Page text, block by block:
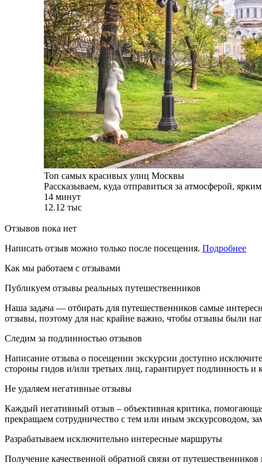
Топ самых красивых улиц Москвы
Рассказываем, куда отправиться за атмосферой,
14 минут
12.12 тыс
Отзывов пока нет
Написать отзыв можно только после посещения. Подробнее
Как мы работаем с отзывами
Публикуем отзывы реальных путешественников
Наша задача — отбирать для путешественников самые
отзывы, поэтому для нас крайне важно, чтобы отзывы были
Следим за подлинностью отзывов
Написание отзыва о посещении экскурсии доступно
стороны гидов и/или третьих лиц, гарантирует подлинность и
Не удаляем негативные отзывы
Каждый негативный отзыв – объективная критика,
прекращаем сотрудничество с тем или иным экскурсоводом,
Разрабатываем исключительно интересные маршруты
Получение качественной обратной связи от